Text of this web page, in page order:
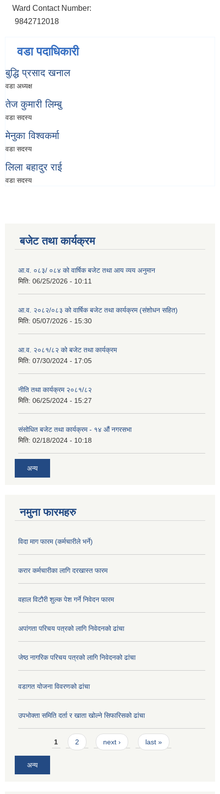
Ward Contact Number:
9842712018
वडा पदाधिकारी
बुद्धि प्रसाद खनाल
वडा अध्यक्ष
तेज कुमारी लिम्बु
वडा सदस्य
मेनुका विश्वकर्मा
वडा सदस्य
लिला बहादुर राई
वडा सदस्य
बजेट तथा कार्यक्रम
आ.व. ०८३/ ०८४ को वार्षिक बजेट तथा आय व्यय अनुमान
मिति: 06/25/2026 - 10:11
आ.व. २०८२/०८३ को वार्षिक बजेट तथा कार्यक्रम (संशोधन सहित)
मिति: 05/07/2026 - 15:30
आ.व. २०८१/८२ को बजेट तथा कार्यक्रम
मिति: 07/30/2024 - 17:05
नीति तथा कार्यक्रम २०८१/८२
मिति: 06/25/2024 - 15:27
संसोधित बजेट तथा कार्यक्रम - १४ औं नगरसभा
मिति: 02/18/2024 - 10:18
अन्य
नमुना फारमहरु
विदा माग फारम (कर्मचारीले भर्ने)
करार कर्मचारीका लागि दरखास्त फारम
वहाल विटौरी शुल्क पेश गर्ने निवेदन फारम
अपांगता परिचय पत्रको लागि निवेदनको ढांचा
जेष्ठ नागरिक परिचय पत्रको लागि निवेदनको ढांचा
वडागत योजना विवरणको ढांचा
उपभोक्ता समिति दर्ता र खाता खोल्ने सिफारिसको ढांचा
Pages1 2 next › last »
अन्य